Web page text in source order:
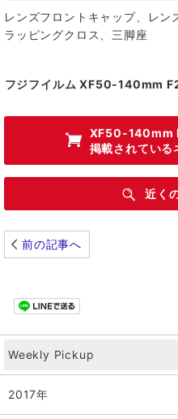
レンズフロントキャップ、レン
ラッピングクロス、三脚座
フジフイルム XF50-140mm
XF50-140mm
掲載されている
近く
前の記事へ
Weekly Pickup
2017年